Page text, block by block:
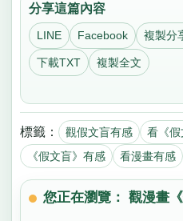
分享這篇內容
LINE Facebook 複製分
下載TXT 複製全文
標籤： 觀假文盲有感 看《
《假文盲》有感
看漫畫有感
您正在瀏覽： 觀漫畫